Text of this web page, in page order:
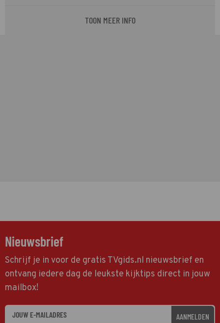
TOON MEER INFO
Nieuwsbrief
Schrijf je in voor de gratis TVgids.nl nieuwsbrief en
ontvang iedere dag de leukste kijktips direct in jouw
mailbox!
AANMELDEN